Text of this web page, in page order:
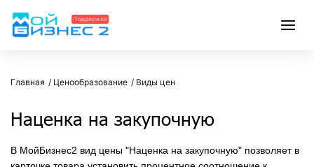
Главная Ценообразование Виды цен
Наценка на закупочную
В МойБизнес2 вид цены "Наценка на закупочную" позволяет в